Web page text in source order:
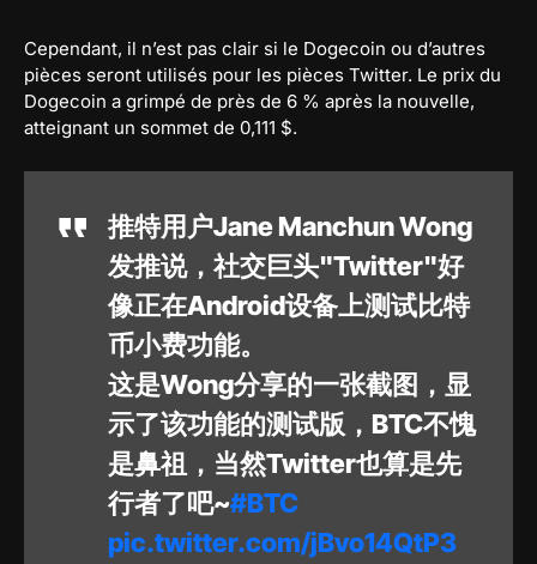
Cependant, il n’est pas clair si le Dogecoin ou d’autres
pièces seront utilisés pour les pièces Twitter. Le prix du
Dogecoin a grimpé de près de 6 % après la nouvelle,
atteignant un sommet de 0,111 $.
推特用户Jane Manchun Wong
发推说，社交巨头"Twitter"好
像正在Android设备上测试比特
币小费功能。
这是Wong分享的一张截图，显
示了该功能的测试版，BTC不愧
是鼻祖，当然Twitter也算是先
行者了吧~#BTC
pic.twitter.com/jBvo14QtP3